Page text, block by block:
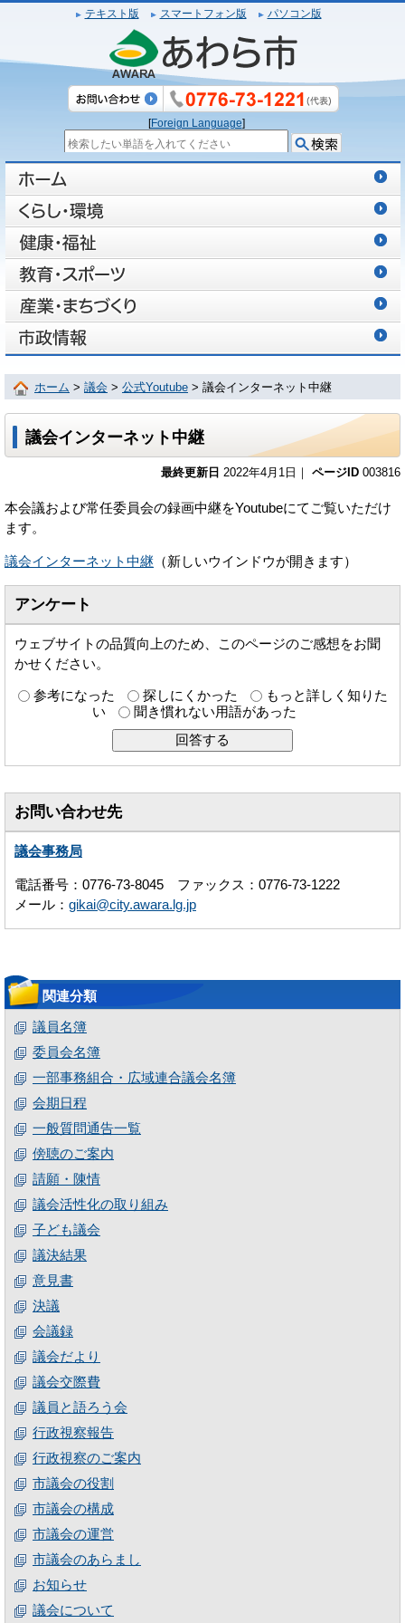
テキスト版 スマートフォン版 パソコン版
[Foreign Language]
ホーム > 議会 > 公式Youtube > 議会インターネット中継
議会インターネット中継
最終更新日 2022年4月1日｜ ページID 003816
本会議および常任委員会の録画中継をYoutubeにてご覧いただけ
ます。
議会インターネット中継 （新しいウインドウが開きます）
アンケート
ウェブサイトの品質向上のため、このページのご感想をお聞
かせください。
参考になった 探しにくかった
もっと詳しく知りた
い
聞き慣れない用語があった
お問い合わせ先
議会事務局
電話番号：0776-73-8045 ファックス：0776-73-1222
メール： gikai@city.awara.lg.jp
関連分類
議員名簿
委員会名簿
一部事務組合・広域連合議会名簿
会期日程
一般質問通告一覧
傍聴のご案内
請願・陳情
議会活性化の取り組み
子ども議会
議決結果
意見書
決議
会議録
議会だより
議会交際費
議員と語ろう会
行政視察報告
行政視察のご案内
市議会の役割
市議会の構成
市議会の運営
市議会のあらまし
お知らせ
議会について